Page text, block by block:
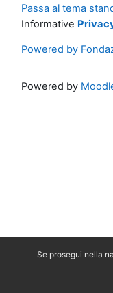
Se prosegui nella
Passa al tema
Informative
Powered by
Powered by